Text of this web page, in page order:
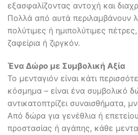
εξασφαλίζοντας αντοχή και
Πολλά από αυτά περιλαμβάνουν
πολύτιμες ή ημιπολύτιμες
ζαφείρια ή ζιργκόν.
Ένα Δώρο με Συμβολική Αξία
Το μενταγιόν είναι κάτι
κόσμημα – είναι ένα συμβολικό
αντικατοπτρίζει συναισθήματα,
Από δώρα για γενέθλια ή
προστασίας ή αγάπης, κάθε